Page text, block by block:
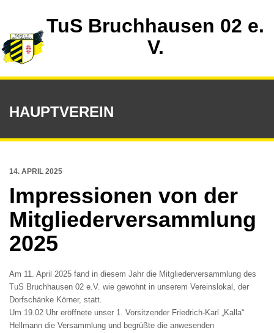
TuS Bruchhausen 02 e.
V.
HAUPTVEREIN
14. APRIL 2025
Impressionen von der
Mitgliederversammlung
2025
Am 11. April 2025 fand in diesem Jahr die Mitgliederversammlung des
TuS Bruchhausen 02 e.V. wie gewohnt in unserem Vereinslokal, der
Dorfschänke Körner, statt.
Um 19.02 Uhr eröffnete unser 1. Vorsitzender Friedrich-Karl „Kalla“
Hellmann die Versammlung und begrüßte die anwesenden